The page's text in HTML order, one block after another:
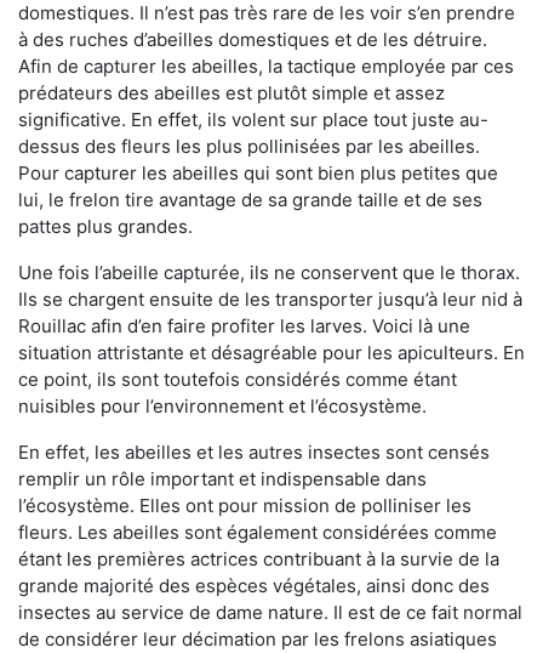
domestiques. Il n’est pas très rare de les voir s’en prendre
à des ruches d’abeilles domestiques et de les détruire.
Afin de capturer les abeilles, la tactique employée par ces
prédateurs des abeilles est plutôt simple et assez
significative. En effet, ils volent sur place tout juste au-
dessus des fleurs les plus pollinisées par les abeilles.
Pour capturer les abeilles qui sont bien plus petites que
lui, le frelon tire avantage de sa grande taille et de ses
pattes plus grandes.
Une fois l’abeille capturée, ils ne conservent que le thorax.
Ils se chargent ensuite de les transporter jusqu’à leur nid à
Rouillac afin d’en faire profiter les larves. Voici là une
situation attristante et désagréable pour les apiculteurs. En
ce point, ils sont toutefois considérés comme étant
nuisibles pour l’environnement et l’écosystème.
En effet, les abeilles et les autres insectes sont censés
remplir un rôle important et indispensable dans
l’écosystème. Elles ont pour mission de polliniser les
fleurs. Les abeilles sont également considérées comme
étant les premières actrices contribuant à la survie de la
grande majorité des espèces végétales, ainsi donc des
insectes au service de dame nature. Il est de ce fait normal
de considérer leur décimation par les frelons asiatiques